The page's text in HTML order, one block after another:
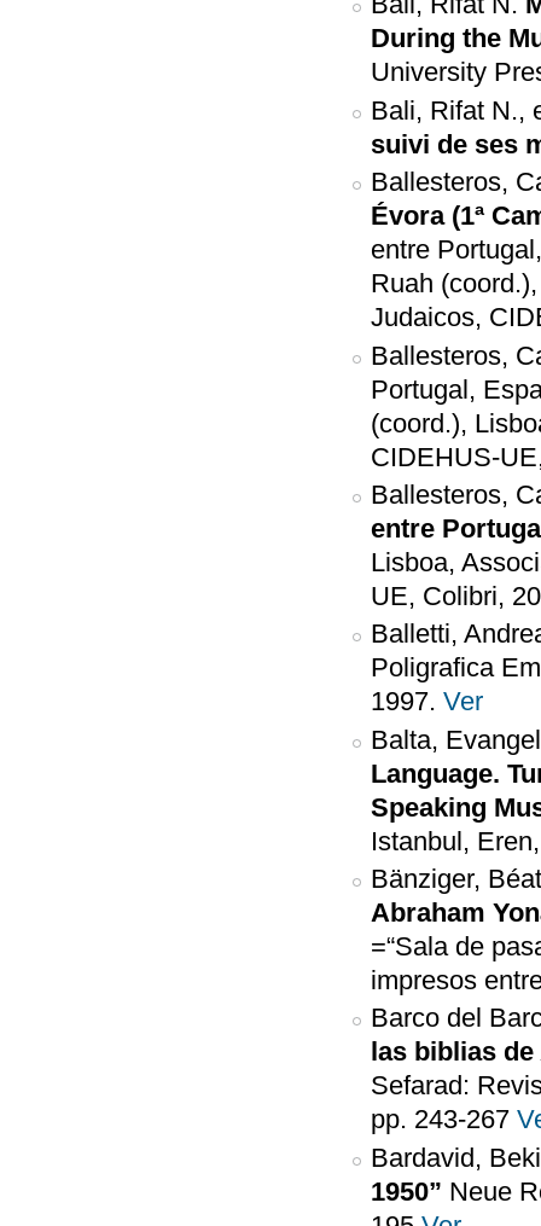
During the
University
Bali, Rifat N.,
suivi de ses
Ballesteros,
Évora (1ª
entre
Ruah
Judaicos,
Ballesteros,
Portugal,
(coord.),
CIDEHUS-
Ballesteros,
entre
Lisboa,
UE, Colibri,
Balletti,
Poligrafica
1997. Ver
Balta,
Language.
Speaking
Istanbul,
Bänziger,
Abraham
=“Sala de
impresos
Barco del
las biblias
Sefarad:
pp. 243-267
Bardavid, Beki
1950” Neue